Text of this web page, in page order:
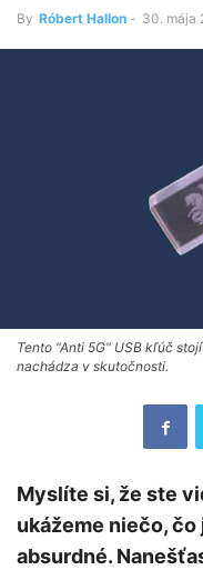
By Róbert Hallon - 30. mája
Tento "Anti 5G" USB kľúč
nachádza v skutočnosti.
Myslíte si, že ste
ukážeme niečo,
absurdné.